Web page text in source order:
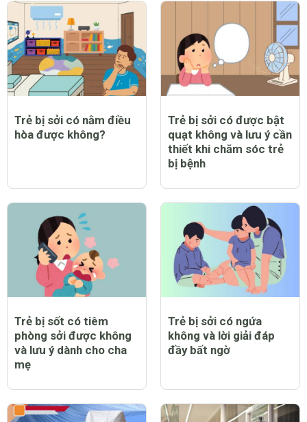
Trẻ bị sởi có nằm điều
hòa được không?
Trẻ bị sởi có được bật
quạt không và lưu ý cần
thiết khi chăm sóc trẻ
bị bệnh
Trẻ bị sốt có tiêm
phòng sởi được không
và lưu ý dành cho cha
mẹ
Trẻ bị sởi có ngứa
không và lời giải đáp
đầy bất ngờ